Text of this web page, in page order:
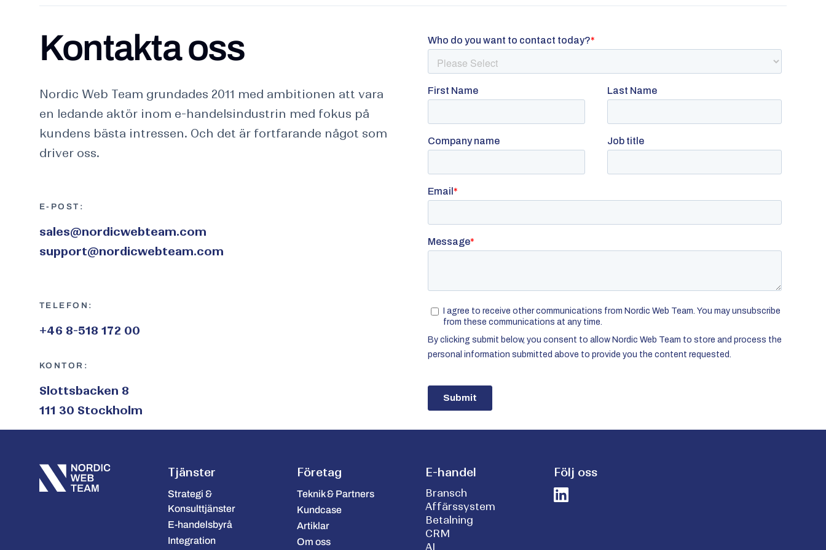
Kontakta oss
Kontakta oss
Nordic Web Team grundades 2011 med ambitionen att vara
en ledande aktör inom e-handelsindustrin med fokus på
kundens bästa intressen. Och det är fortfarande något som
driver oss.
E-POST:
sales@nordicwebteam.com
support@nordicwebteam.com
TELEFON:
+46 8-518 172 00
KONTOR:
Slottsbacken 8
111 30 Stockholm
Tjänster
Strategi &
Konsulttjänster
E-handelsbyrå
Integration
Företag
Teknik & Partners
Kundcase
Artiklar
Om oss
E-handel
Bransch
Affärssystem
Betalning
CRM
AI
Följ oss